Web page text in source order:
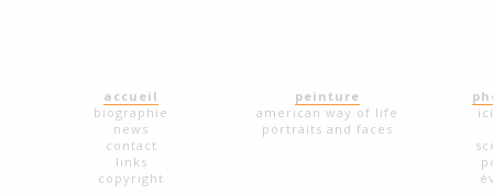
accueil
biographie
news
contact
links
copyright
peinture
american way of life
portraits and faces